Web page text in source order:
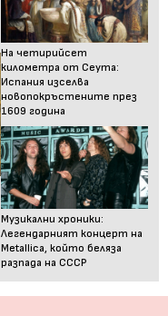
На четирийсет
километра от Сеута:
Испания изселва
новопокръстените през
1609 година
Музикални хроники:
Легендарният концерт на
Metallica, който беляза
разпада на СССР